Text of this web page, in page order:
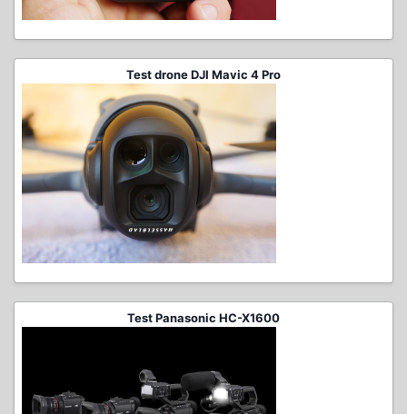
Test drone DJI Mavic 4 Pro
Test Panasonic HC-X1600